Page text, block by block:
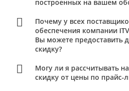
построенных на вашем
Почему у всех
обеспечения компании
Вы можете предоставить
скидку?
Могу ли я рассчитывать
скидку от цены по прайс-